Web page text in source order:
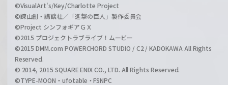
©VisualArt's/Key/Charlotte Project
©諫山創・講談社／「進撃の巨人」製作委員会
©Project シンフォギアＧＸ
©2015 プロジェクトラブライブ！ムービー
©2015 DMM.com POWERCHORD STUDIO / C2 / KADOKAWA All Rights
Reserved.
© 2014, 2015 SQUARE ENIX CO., LTD. All Rights Reserved.
©TYPE-MOON・ufotable・FSNPC